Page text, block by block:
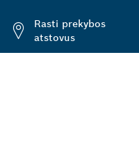
Rasti prekybos
atstovus